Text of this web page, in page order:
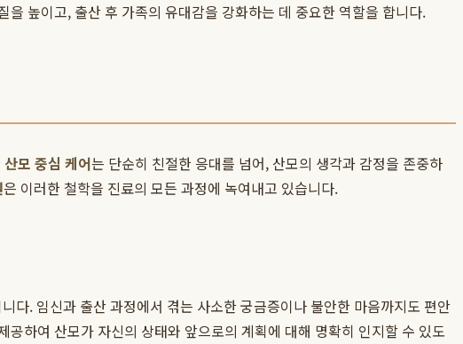
을 높이고, 출산 후 가족의 유대감을 강화하는 데 중요한 역할을 합니다.
산모 중심 케어는 단순히 친절한 응대를 넘어, 산모의 생각과 감정을 존중하
은 이러한 철학을 진료의 모든 과정에 녹여내고 있습니다.
다. 임신과 출산 과정에서 겪는 사소한 궁금증이나 불안한 마음까지도 편안
하여 산모가 자신의 상태와 앞으로의 계획에 대해 명확히 인지할 수 있도